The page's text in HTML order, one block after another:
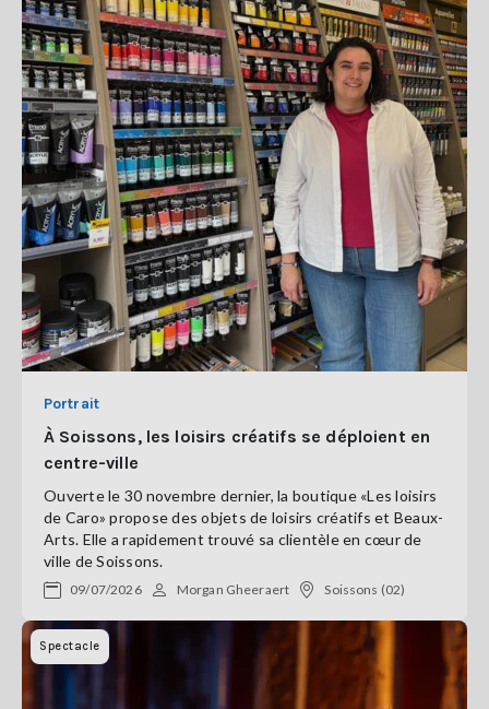
Portrait
À Soissons, les loisirs créatifs se déploient en
centre-ville
Ouverte le 30 novembre dernier, la boutique «Les loisirs
de Caro» propose des objets de loisirs créatifs et Beaux-
Arts. Elle a rapidement trouvé sa clientèle en cœur de
ville de Soissons.
09/07/2026 Morgan Gheeraert Soissons (02)
Spectacle